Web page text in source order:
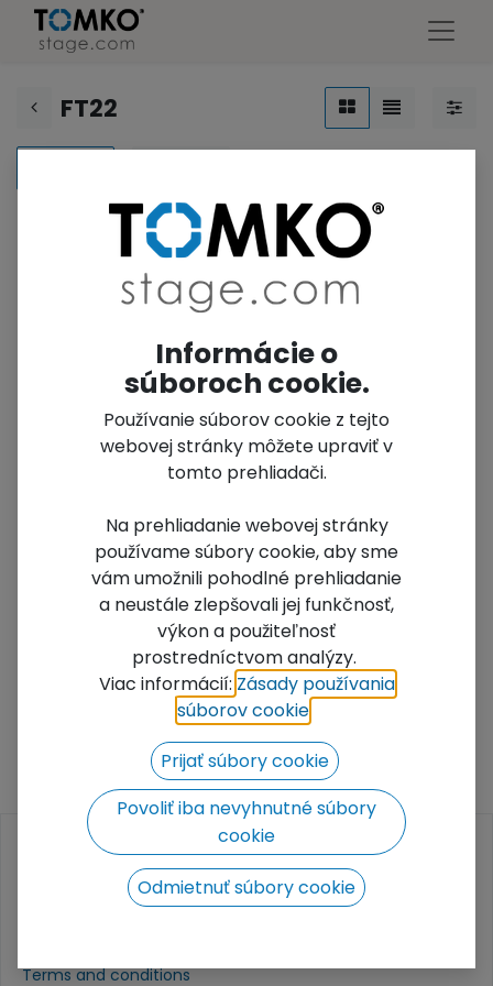
FT22
No results
No results for "2027".
INFORMATIONS
Terms and conditions
Informácie o
súboroch cookie.
Používanie súborov cookie z tejto
webovej stránky môžete upraviť v
tomto prehliadači.
Na prehliadanie webovej stránky
používame súbory cookie, aby sme
vám umožnili pohodlné prehliadanie
a neustále zlepšovali jej funkčnosť,
výkon a použiteľnosť
prostredníctvom analýzy.
Viac informácií: Zásady používania
súborov cookie​.
Prijať súbory cookie
Povoliť iba nevyhnutné súbory
cookie
Odmietnuť súbory cookie